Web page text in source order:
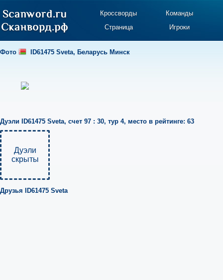
Кроссворды
Команды
Страница
Игроки
Фото ID61475 Sveta, Беларусь Минск
Дуэли ID61475 Sveta, счет 97 : 30, тур 4, место в рейтинге: 63
Дуэли
скрыты
Друзья ID61475 Sveta